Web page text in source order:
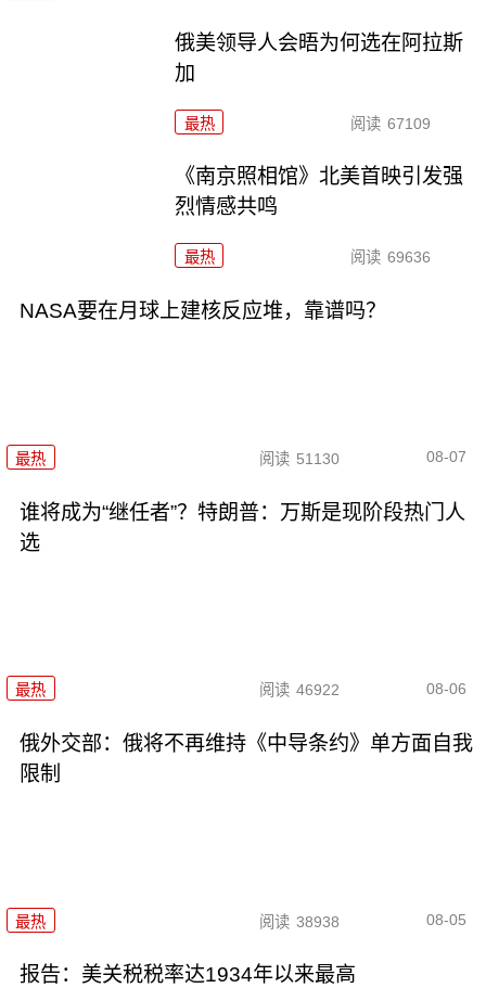
俄美领导人会晤为何选在阿拉斯
加
最热 阅读 67109
《南京照相馆》北美首映引发强
烈情感共鸣
最热 阅读 69636
NASA要在月球上建核反应堆，靠谱吗？
最热 阅读 51130 08-07
谁将成为“继任者”？特朗普：万斯是现阶段热门人
选
最热 阅读 46922 08-06
俄外交部：俄将不再维持《中导条约》单方面自我
限制
最热 阅读 38938 08-05
报告：美关税税率达1934年以来最高